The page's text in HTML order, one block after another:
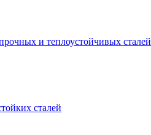
и теплоустойчивых сталей
сталей